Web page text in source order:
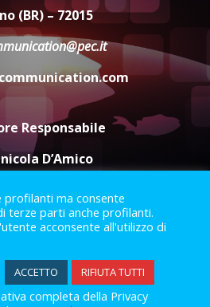
2026 06:15
D, l’Us Fasano è escluso
2026 17:30
(BR) – 72015
Responsabile
D’Amico
Privacy Policy
Legali
Facebook
Instagram
Youtube
byCreativestudio
profilanti ma consente
terze parti anche profilanti.
acconsente all'utilizzo di
ACCETTO RIFIUTA TUTTI
completa della Privacy